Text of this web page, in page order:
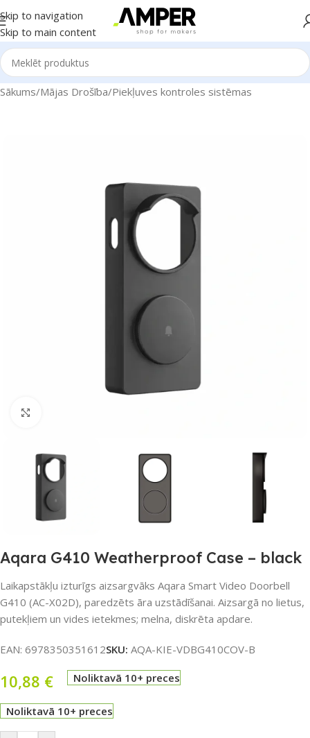
Skip to navigation
Skip to main content
Sākums/Mājas Drošība/Piekļuves kontroles sistēmas
Aqara G410 Weatherproof Case – black
Laikapstākļu izturīgs aizsargvāks Aqara Smart Video Doorbell
G410 (AC-X02D), paredzēts āra uzstādīšanai. Aizsargā no lietus,
putekļiem un vides ietekmes; melna, diskrēta apdare.
EAN: 6978350351612SKU: AQA-KIE-VDBG410COV-B
10,88 € Noliktavā 10+ preces
Noliktavā 10+ preces